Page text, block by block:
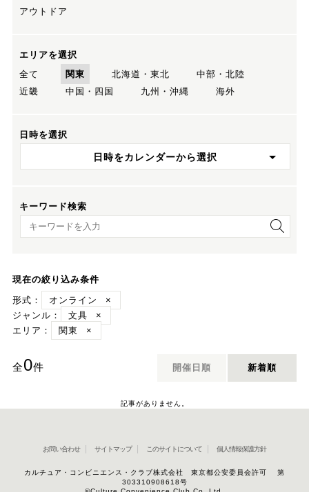
アウトドア
エリアを選択
全て
関東 北海道・東北
中部・北陸
近畿
中国・四国 九州・沖縄 海外
日時を選択
日時をカレンダーから選択
キーワード検索
キーワード検索
現在の絞り込み条件
形式：
オンライン
×
ジャンル：
文具
×
エリア：
関東 ×
全0件 開催日順 新着順
記事がありません。
お問い合わせ サイトマップ このサイトについて 個人情報保護方針
カルチュア・コンビニエンス・クラブ株式会社 東京都公安委員会許可 第
303310908618号